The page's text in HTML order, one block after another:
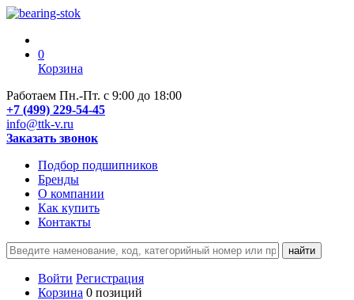
0
Корзина
Работаем Пн.-Пт. с 9:00 до 18:00
+7 (499) 229-54-45
info@ttk-v.ru
Заказать звонок
Подбор подшипников
Бренды
О компании
Как купить
Контакты
Войти Регистрация
Корзина 0 позиций